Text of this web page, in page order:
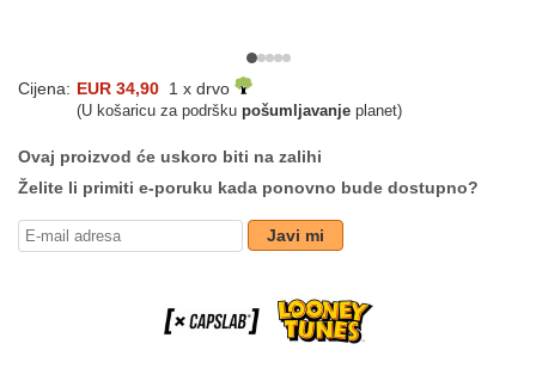
Cijena: EUR 34,90 1 x drvo
(U košaricu za podršku pošumljavanje planet)
Ovaj proizvod će uskoro biti na zalihi
Želite li primiti e-poruku kada ponovno bude dostupno?
Javi mi